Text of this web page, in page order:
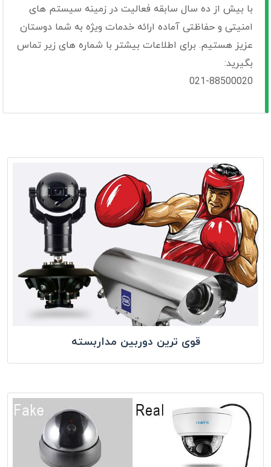
با بیش از ده سال سابقه فعالیت در زمینه سیستم های
امنیتی و حفاظتی آماده ارائه خدمات ویژه به شما دوستان
عزیز هستیم. برای اطلاعات بیشتر با شماره های زیر تماس
بگیرید:
021-88500020
قوی ترین دوربین مداربسته